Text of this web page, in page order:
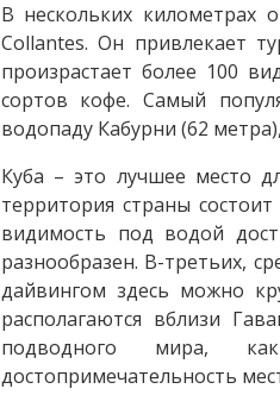
В нескольких километрах
Collantes. Он привлекает
произрастает более 100
сортов кофе. Самый
водопаду Кабурни (62
Куба – это лучшее место
территория страны
видимость под водой
разнообразен. В-третьих,
дайвингом здесь можно
располагаются вблизи
подводного мира,
достопримечательность